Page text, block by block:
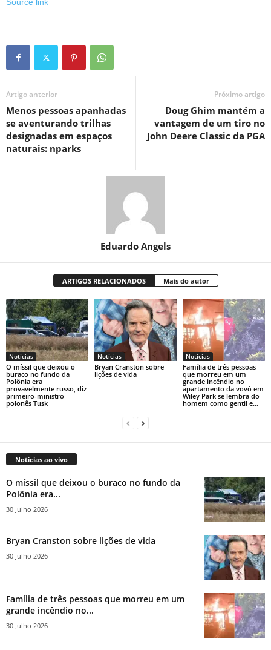
Artigo anterior
Menos pessoas apanhadas
se aventurando trilhas
designadas em espaços
naturais: nparks
Próximo artigo
Doug Ghim mantém a
vantagem de um tiro no
John Deere Classic da PGA
Eduardo Angels
ARTIGOS RELACIONADOS Mais do autor
Notícias
O míssil que deixou o
buraco no fundo da
Polônia era
provavelmente russo, diz
primeiro-ministro
polonês Tusk
Notícias
Bryan Cranston sobre
lições de vida
Notícias
Família de três pessoas
que morreu em um
grande incêndio no
apartamento da vovó em
Wiley Park se lembra do
homem como gentil e...
Notícias ao vivo
O míssil que deixou o buraco no fundo da
Polônia era...
30 Julho 2026
Bryan Cranston sobre lições de vida
30 Julho 2026
Família de três pessoas que morreu em um
grande incêndio no...
30 Julho 2026